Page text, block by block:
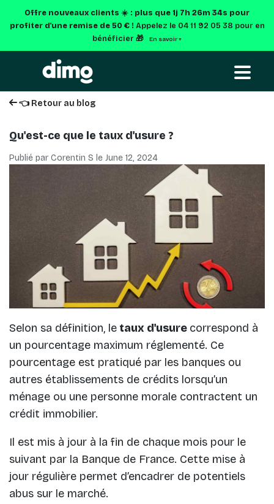
Offre nouveaux clients ☀️ : plus que 1j 7h 26m 34s pour
profiter d'une remise de 50 € ! Appelez le 04 11 92 05 38 pour en
bénéficier 🎁
En savoir +
👈 Retour au blog
Qu'est-ce que le taux d'usure ?
Publié par Corentin S le June 12, 2024
Selon sa définition, le taux d'usure correspond à
un pourcentage maximum réglementé. Ce
pourcentage est pratiqué par les banques ou
autres établissements de crédits lorsqu’un
ménage ou une personne morale contractent un
crédit immobilier.
Il est mis à jour à la fin de chaque mois pour le
suivant par la Banque de France. Cette mise à
jour régulière permet d’encadrer de potentiels
abus sur le marché.